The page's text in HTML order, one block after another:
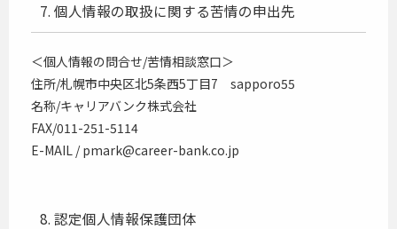
7. 個人情報の取扱に関する苦情の申出先
＜個人情報の問合せ/苦情相談窓口＞
住所/札幌市中央区北5条西5丁目7 sapporo55
名称/キャリアバンク株式会社
FAX/011-251-5114
E-MAIL / pmark@career-bank.co.jp
8. 認定個人情報保護団体